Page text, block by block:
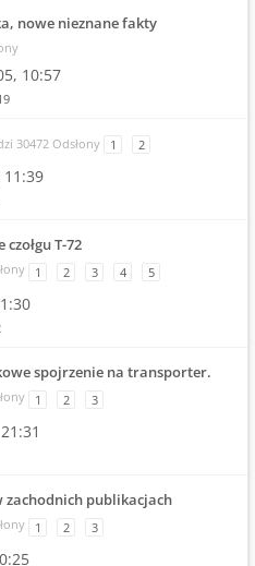
nowe nieznane fakty
10:57
30472 Odsłony 1 2
11:39
T-72
1 2 3 4 5
spojrzenie na transporter.
1 2 3
zachodnich publikacjach
1 2 3